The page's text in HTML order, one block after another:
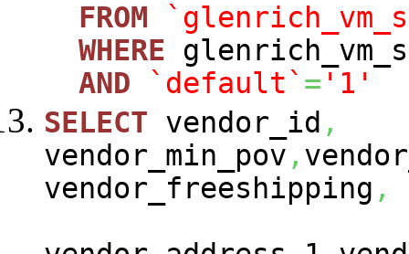
FROM
WHERE
AND
`default` = '1'
SELECT vendor_id ,
vendor_min_pov ,
vendor_freeshipping ,